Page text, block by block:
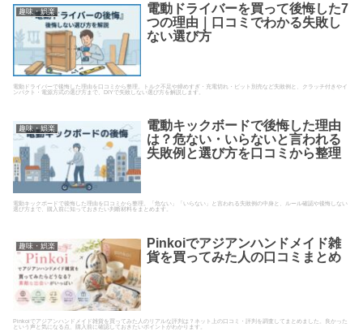
趣味・娯楽
電動ドライバーを買って後悔した7
つの理由｜口コミでわかる失敗し
ない選び方
電動ドライバーで後悔した理由を口コミから整理。トルク不足や締めすぎ・充電切れ・ビット別売など失敗例と、クラッチ付きやイ
ンパクト・電源方式の選び方まで、DIYで失敗しない選び方を解説します。
趣味・娯楽
電動キックボードで後悔した理由
は？危ない・いらないと言われる
失敗例と選び方を口コミから整理
電動キックボードで後悔した理由を口コミから整理。「危ない」「いらない」と言われる失敗例の中身と、ルール確認や後悔しない
選び方まで、購入前に知っておきたい判断材料をまとめます。
趣味・娯楽
Pinkoiでアジアンハンドメイド雑
貨を買ってみた人の口コミまとめ
Pinkoiでアジアンハンドメイド雑貨を買ってみた人のリアルな評判は？ネット上の口コミ・評判を調査してまとめました。良かった
という声と気になる点、購入前に確認しておきたいポイントがわかります。